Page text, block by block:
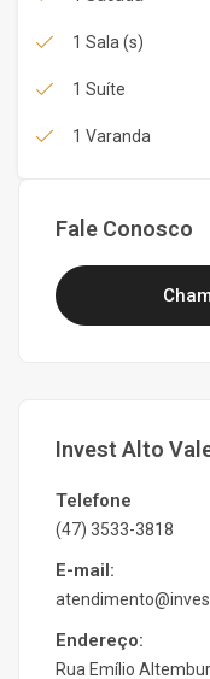
1 Sala (s)
1 Suíte
1 Varanda
Fale Conosco
Invest Alto
Telefone
(47) 3533-3818
E-mail:
Endereço:
Rua Emílio